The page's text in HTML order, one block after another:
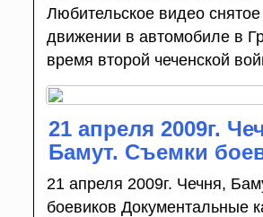
Любительское видео
движении в автомобиле в
время второй чеченской
21 апреля 2009г.
Бамут. Съемки
21 апреля 2009г. Чечня,
боевиков Документальные